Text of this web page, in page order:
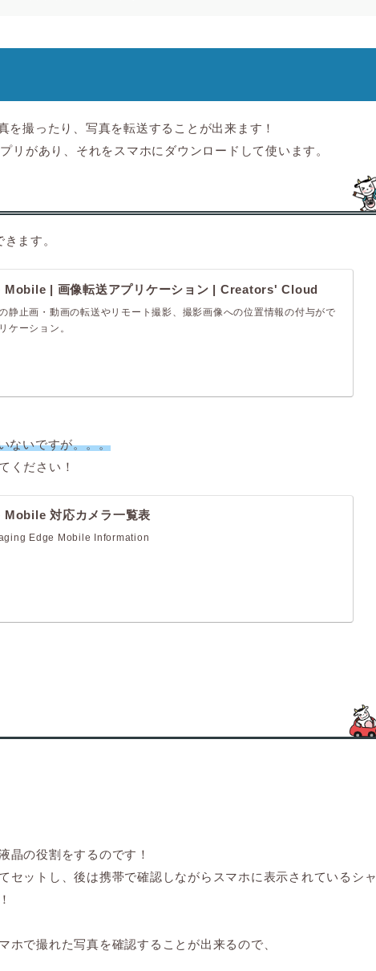
を撮ったり、写真を転送することが出来ます！
リがあり、それをスマホにダウンロードして使います。
ます。
| 画像転送アプリケーション | Creators' Cloud
静止画・動画の転送やリモート撮影、撮影画像への位置情報の付与がで
ケーション。
ないですが。。。
ください！
対応カメラ一覧表
Edge Mobile Information
晶の役割をするのです！
セットし、後は携帯で確認しながらスマホに表示されているシャ
マホで撮れた写真を確認することが出来るので、